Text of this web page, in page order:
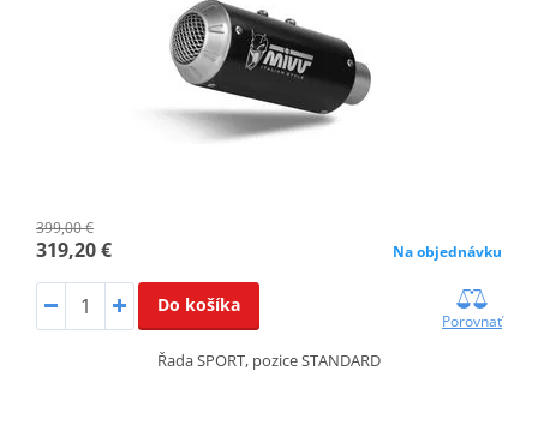
399,00 €
319,20 € Na objednávku
Do košíka
Porovnať
Řada SPORT, pozice STANDARD